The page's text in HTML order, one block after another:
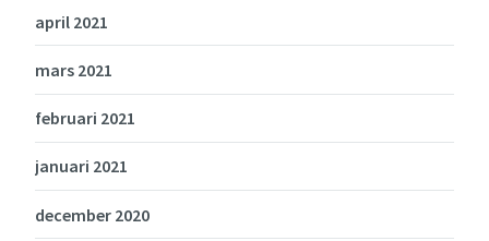
april 2021
mars 2021
februari 2021
januari 2021
december 2020